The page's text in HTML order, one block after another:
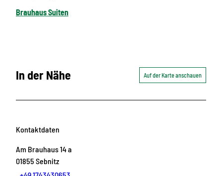
Brauhaus Suiten
In der Nähe Auf der Karte anschauen
Kontaktdaten
Am Brauhaus 14 a
01855 Sebnitz